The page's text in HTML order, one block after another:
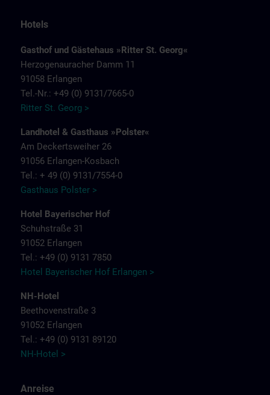
Hotels
Gasthof und Gästehaus »Ritter St. Georg«
Herzogenauracher Damm 11
91058 Erlangen
Tel.-Nr.: +49 (0) 9131/7665-0
Ritter St. Georg >
Landhotel & Gasthaus »Polster«
Am Deckertsweiher 26
91056 Erlangen-Kosbach
Tel.: + 49 (0) 9131/7554-0
Gasthaus Polster >
Hotel Bayerischer Hof
Schuhstraße 31
91052 Erlangen
Tel.: +49 (0) 9131 7850
Hotel Bayerischer Hof Erlangen >
NH-Hotel
Beethovenstraße 3
91052 Erlangen
Tel.: +49 (0) 9131 89120
NH-Hotel >
Anreise